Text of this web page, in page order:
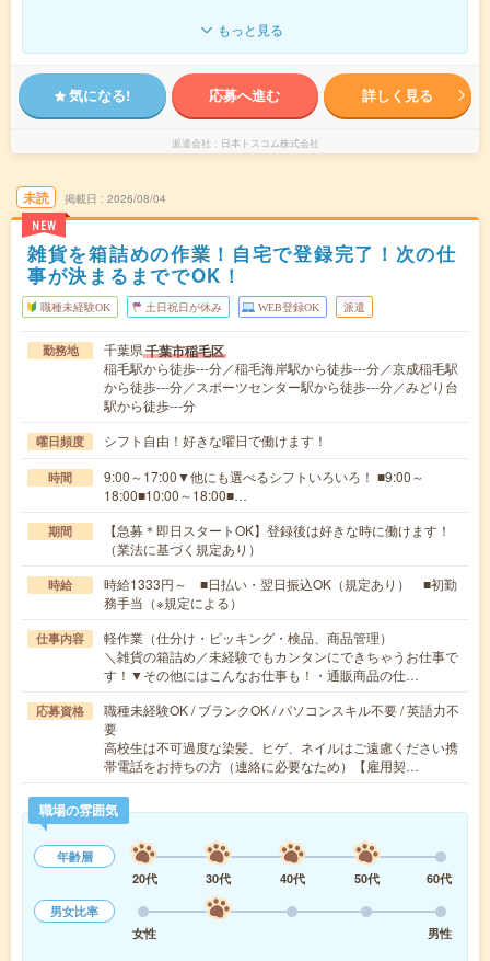
もっと見る
気になる! 応募へ進む 詳しく見る
派遣会社 日本トスコム株式会社
未読
NEW
掲載日 2026/08/04
雑貨を箱詰めの作業！自宅で登録完了！次の仕
事が決まるまででOK！
職種未経験OK 土日祝日が休み WEB登録OK 派遣
勤務地 千葉県千葉市稲毛区
稲毛駅から徒歩---分／稲毛海岸駅から徒歩---分／京成稲毛駅
から徒歩---分／スポーツセンター駅から徒歩---分／みどり台
駅から徒歩---分
曜日頻度 シフト自由！好きな曜日で働けます！
時間
9:00～17:00▼他にも選べるシフトいろいろ！ ■9:00～
18:00■10:00～18:00■…
期間
【急募＊即日スタートOK】登録後は好きな時に働けます！
（業法に基づく規定あり）
時給
時給1333円～ ■日払い・翌日振込OK（規定あり） ■初勤
務手当（※規定による）
仕事内容
軽作業（仕分け・ピッキング・検品、商品管理）
＼雑貨の箱詰め／未経験でもカンタンにできちゃうお仕事で
す！▼その他にはこんなお仕事も！・通販商品の仕…
応募資格
職種未経験OK / ブランクOK / パソコンスキル不要 / 英語力不
要
高校生は不可過度な染髪、ヒゲ、ネイルはご遠慮ください携
帯電話をお持ちの方（連絡に必要なため）【雇用契…
職場の雰囲気
年齢層
20代
30代 40代 50代
60代
男女比率
女性
男性